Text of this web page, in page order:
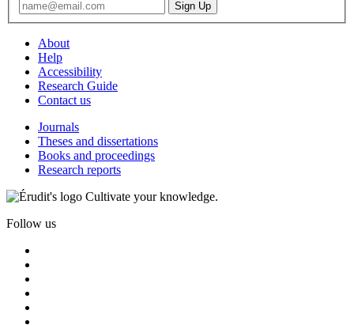
About
Help
Accessibility
Research Guide
Contact us
Journals
Theses and dissertations
Books and proceedings
Research reports
Cultivate your knowledge.
Follow us